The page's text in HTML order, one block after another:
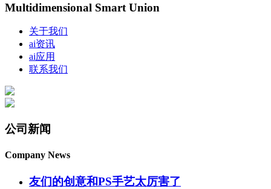
Multidimensional Smart Union
关于我们
ai资讯
ai应用
联系我们
公司新闻
Company News
友们的创意和PS手艺太厉害了